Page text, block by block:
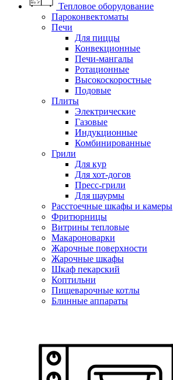
Тепловое оборудование
Пароконвектоматы
Печи
Для пиццы
Конвекционные
Печи-мангалы
Ротационные
Высокоскоростные
Подовые
Плиты
Электрические
Газовые
Индукционные
Комбинированные
Грили
Для кур
Для хот-догов
Пресс-грили
Для шаурмы
Расстоечные шкафы и камеры
Фритюрницы
Витрины тепловые
Макароноварки
Жарочные поверхности
Жарочные шкафы
Шкаф пекарский
Коптильни
Пищеварочные котлы
Блинные аппараты